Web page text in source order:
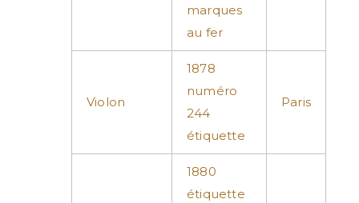
marques
au fer
Violon
1878
numéro
244
étiquette
Paris
1880
étiquette